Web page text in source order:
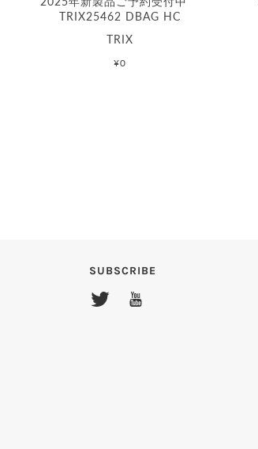
TRIX25462 DBAG HC
TRIX
¥0
SUBSCRIBE